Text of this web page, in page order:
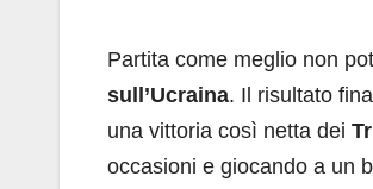
Partita come meglio non
sull’Ucraina. Il risultato
una vittoria così netta dei
occasioni e giocando a un